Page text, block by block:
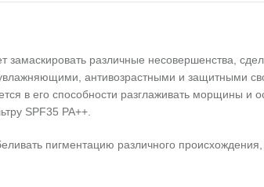
замаскировать различные несовершенства,
антивозрастными и защитными
в его способности разглаживать морщины и
SPF35 PA++.
пигментацию различного